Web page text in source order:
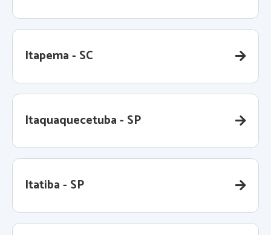
Itapema - SC
Itaquaquecetuba - SP
Itatiba - SP